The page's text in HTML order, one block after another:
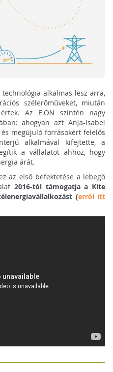
alkalmas lesz arra,
szélerőműveket, miután
Az E.ON szintén nagy
ahogyan azt Anja-Isabel
megújuló forrásokért felelős
alkalmával kifejtette, a
a vállalatot ahhoz, hogy
árát.
az első befektetése a lebegő
2016-tól támogatja a Kite
(erről itt